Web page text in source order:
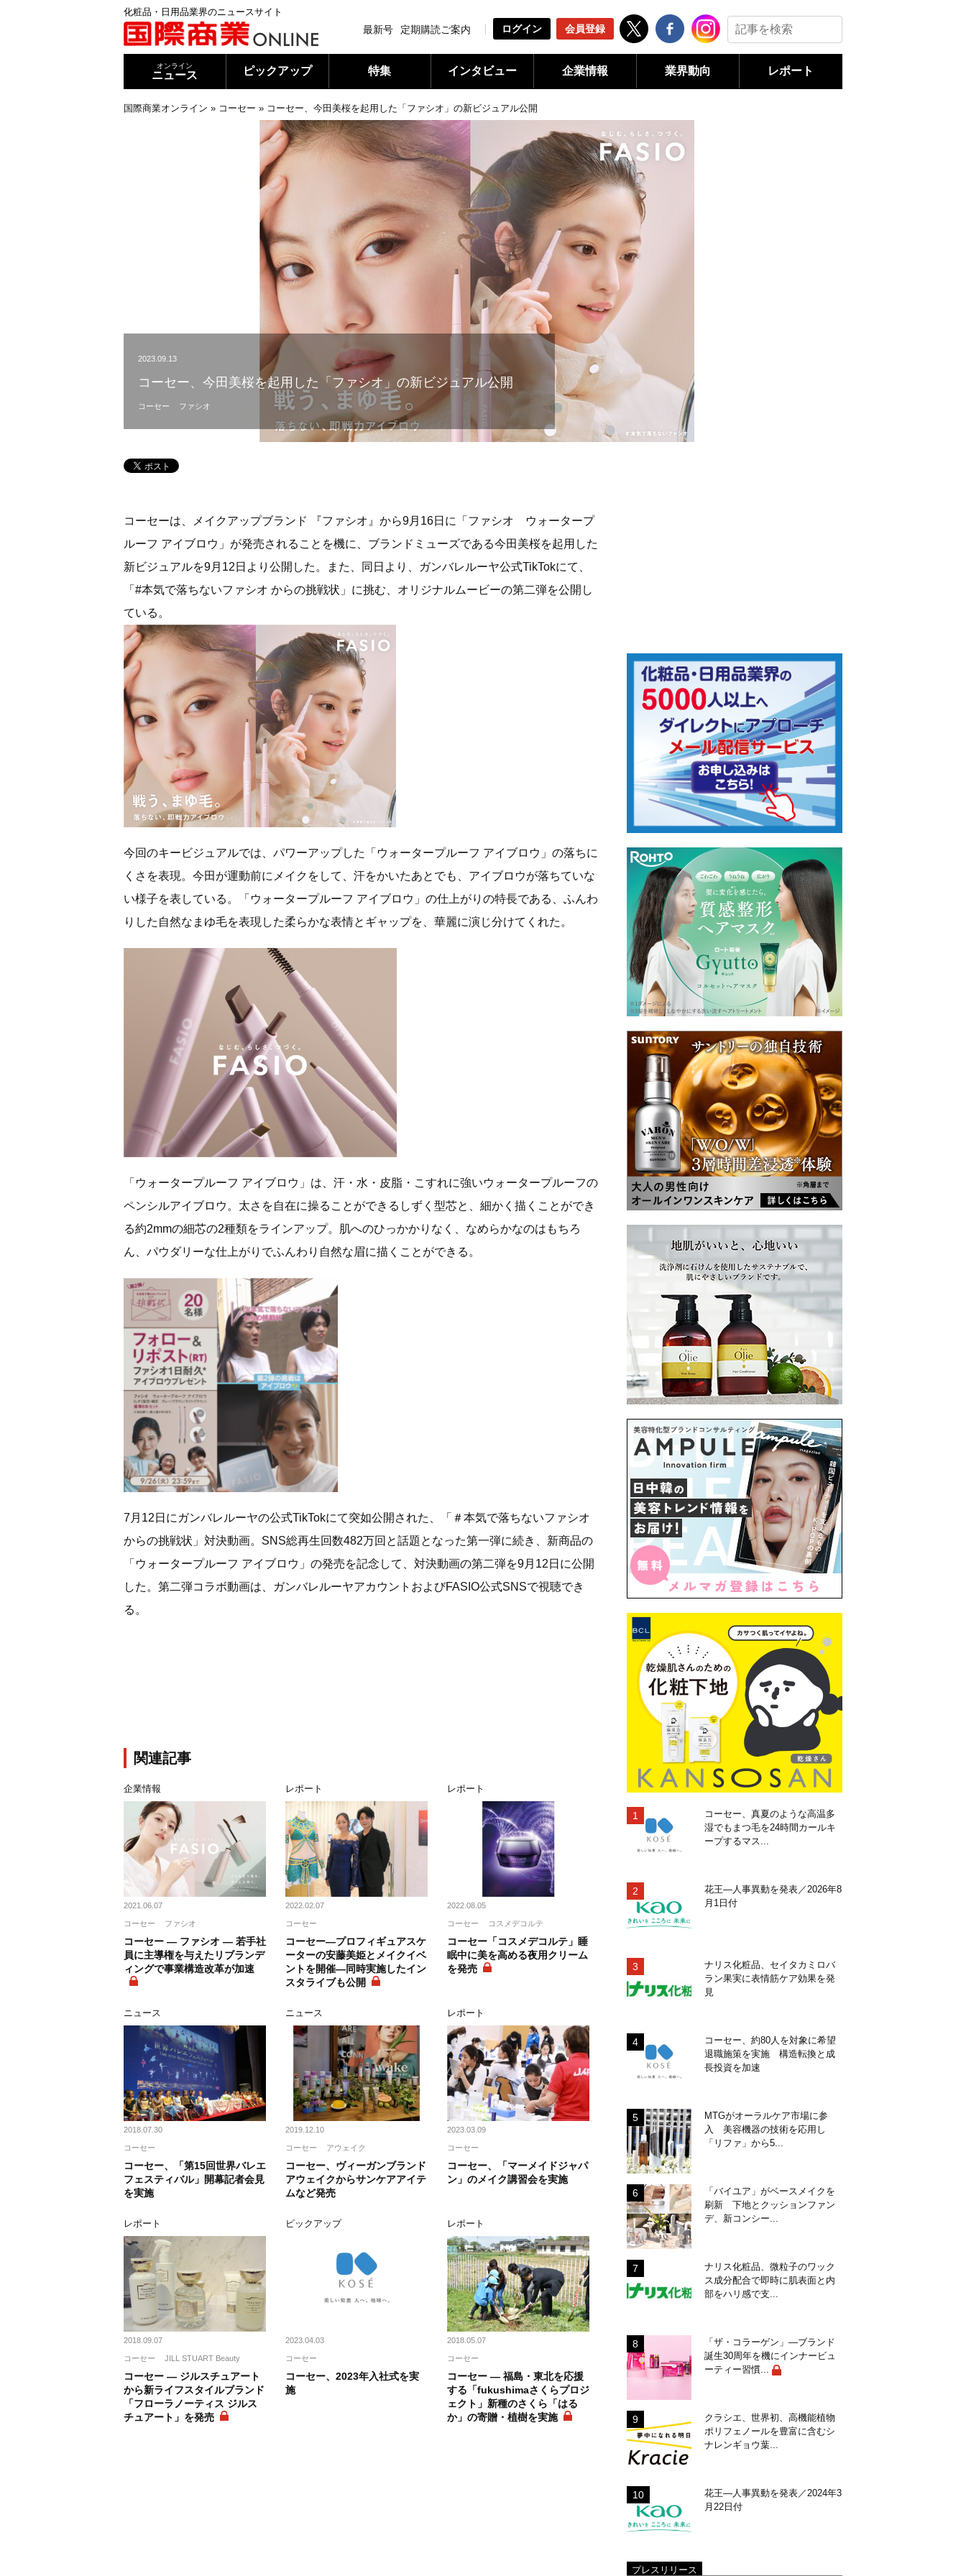
化粧品・日用品業界のニュースサイト
最新号 定期購読ご案内 ログイン 会員登録
オンライン
ニュース ピックアップ 特集 インタビュー 企業情報 業界動向 レポート
国際商業オンライン » コーセー » コーセー、今田美桜を起用した「ファシオ」の新ビジュアル公開
2023.09.13
コーセー、今田美桜を起用した「ファシオ」の新ビジュアル公開
コーセー ファシオ
コーセーは、メイクアップブランド 『ファシオ』から9月16日に「ファシオ ウォータープ
ルーフ アイブロウ」が発売されることを機に、ブランドミューズである今田美桜を起用した
新ビジュアルを9月12日より公開した。また、同日より、ガンバレルーヤ公式TikTokにて、
「#本気で落ちないファシオ からの挑戦状」に挑む、オリジナルムービーの第二弾を公開し
ている。
今回のキービジュアルでは、パワーアップした「ウォータープルーフ アイブロウ」の落ちに
くさを表現。今田が運動前にメイクをして、汗をかいたあとでも、アイブロウが落ちていな
い様子を表している。「ウォータープルーフ アイブロウ」の仕上がりの特長である、ふんわ
りした自然なまゆ毛を表現した柔らかな表情とギャップを、華麗に演じ分けてくれた。
「ウォータープルーフ アイブロウ」は、汗・水・皮脂・こすれに強いウォータープルーフの
ペンシルアイブロウ。太さを自在に操ることができるしずく型芯と、細かく描くことができ
る約2mmの細芯の2種類をラインアップ。肌へのひっかかりなく、なめらかなのはもちろ
ん、パウダリーな仕上がりでふんわり自然な眉に描くことができる。
7月12日にガンバレルーヤの公式TikTokにて突如公開された、「＃本気で落ちないファシオ
からの挑戦状」対決動画。SNS総再生回数482万回と話題となった第一弾に続き、新商品の
「ウォータープルーフ アイブロウ」の発売を記念して、対決動画の第二弾を9月12日に公開
した。第二弾コラボ動画は、ガンバレルーヤアカウントおよびFASIO公式SNSで視聴でき
る。
関連記事
企業情報
2021.06.07
コーセー ファシオ
コーセー ― ファシオ ― 若手社
員に主導権を与えたリブランデ
ィングで事業構造改革が加速
レポート
2022.02.07
コーセー
コーセー―プロフィギュアスケ
ーターの安藤美姫とメイクイベ
ントを開催―同時実施したイン
スタライブも公開
レポート
2022.08.05
コーセー コスメデコルテ
コーセー「コスメデコルテ」睡
眠中に美を高める夜用クリーム
を発売
ニュース
2018.07.30
コーセー
コーセー、「第15回世界バレエ
フェスティバル」開幕記者会見
を実施
ニュース
2019.12.10
コーセー アウェイク
コーセー、ヴィーガンブランド
アウェイクからサンケアアイテ
ムなど発売
レポート
2023.03.09
コーセー
コーセー、「マーメイドジャパ
ン」のメイク講習会を実施
レポート
2018.09.07
コーセー JILL STUART Beauty
コーセー ― ジルスチュアート
から新ライフスタイルブランド
「フローラノーティス ジルス
チュアート」を発売
ピックアップ
2023.04.03
コーセー
コーセー、2023年入社式を実
施
レポート
2018.05.07
コーセー
コーセー ― 福島・東北を応援
する「fukushimaさくらプロジ
ェクト」新種のさくら「はる
か」の寄贈・植樹を実施
コーセー、真夏のような高温多
湿でもまつ毛を24時間カールキ
ープするマス...
花王―人事異動を発表／2026年8
月1日付
ナリス化粧品、セイタカミロバ
ラン果実に表情筋ケア効果を発
見
コーセー、約80人を対象に希望
退職施策を実施 構造転換と成
長投資を加速
MTGがオーラルケア市場に参
入 美容機器の技術を応用し
「リファ」から5...
「バイユア」がベースメイクを
刷新 下地とクッションファン
デ、新コンシー...
ナリス化粧品、微粒子のワック
ス成分配合で即時に肌表面と内
部をハリ感で支...
「ザ・コラーゲン」―ブランド
誕生30周年を機にインナービュ
ーティー習慣...
クラシエ、世界初、高機能植物
ポリフェノールを豊富に含むシ
ナレンギョウ葉...
花王―人事異動を発表／2024年3
月22日付
プレスリリース